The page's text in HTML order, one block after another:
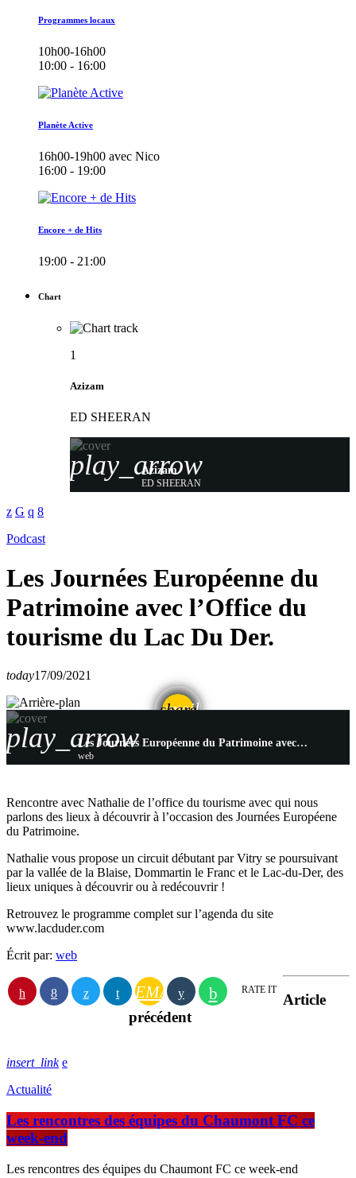
Programmes locaux
10h00-16h00
10:00 - 16:00
Planète Active
16h00-19h00 avec Nico
16:00 - 19:00
Encore + de Hits
19:00 - 21:00
Chart
1
Azizam
ED SHEERAN
play_arrow
Azizam
ED SHEERAN
Podcast
Les Journées Européenne du
Patrimoine avec l’Office du
tourisme du Lac Du Der.
today17/09/2021
share
email
play_arrow Les Journées Européenne du Patrimoine avec l’Office du tourisme du Lac Du Der.
web
Rencontre avec Nathalie de l’office du tourisme avec qui nous
parlons des lieux à découvrir à l’occasion des Journées Européene
du Patrimoine.
Nathalie vous propose un circuit débutant par Vitry se poursuivant
par la vallée de la Blaise, Dommartin le Franc et le Lac-du-Der, des
lieux uniques à découvrir ou à redécouvrir !
Retrouvez le programme complet sur l’agenda du site
www.lacduder.com
Écrit par: web
EMAIL RATE IT
Article
précédent
insert_link
Actualité
Les rencontres des équipes du Chaumont FC ce
week-end
Les rencontres des équipes du Chaumont FC ce week-end